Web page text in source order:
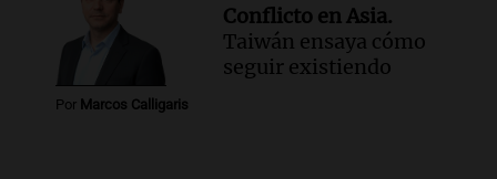
Por Marcos Calligaris
Conflicto en Asia.
Taiwán ensaya cómo
seguir existiendo